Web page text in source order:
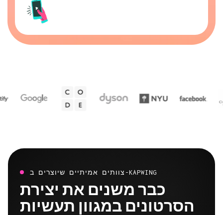
צוותים אמיתיים שיוצרים ב-KAPWING
כבר משנים את יצירת
הסרטונים במגוון תעשיות